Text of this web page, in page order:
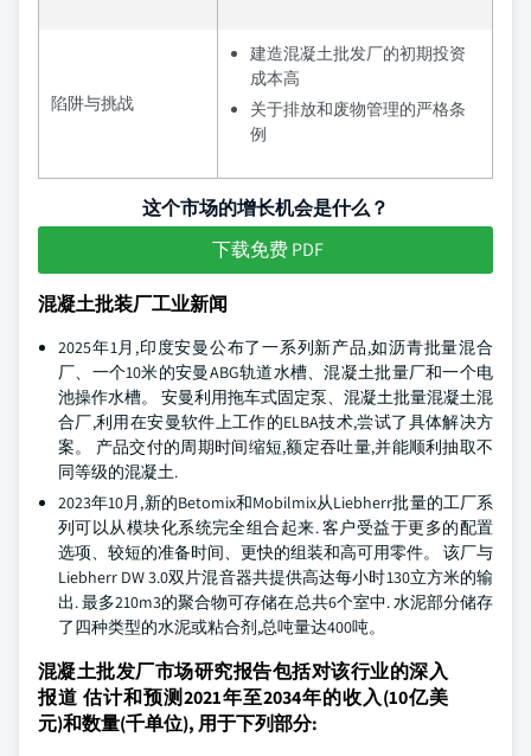
陷阱与挑战
建造混凝土批发厂的初期投资
成本高
关于排放和废物管理的严格条
例
这个市场的增长机会是什么？
下载免费 PDF
混凝土批装厂工业新闻
2025年1月,印度安曼公布了一系列新产品,如沥青批量混合
厂、一个10米的安曼ABG轨道水槽、混凝土批量厂和一个电
池操作水槽。 安曼利用拖车式固定泵、混凝土批量混凝土混
合厂,利用在安曼软件上工作的ELBA技术,尝试了具体解决方
案。 产品交付的周期时间缩短,额定吞吐量,并能顺利抽取不
同等级的混凝土.
2023年10月,新的Betomix和Mobilmix从Liebherr批量的工厂系
列可以从模块化系统完全组合起来. 客户受益于更多的配置
选项、较短的准备时间、更快的组装和高可用零件。 该厂与
Liebherr DW 3.0双片混音器共提供高达每小时130立方米的输
出. 最多210m3的聚合物可存储在总共6个室中. 水泥部分储存
了四种类型的水泥或粘合剂,总吨量达400吨。
混凝土批发厂市场研究报告包括对该行业的深入
报道 估计和预测2021年至2034年的收入(10亿美
元)和数量(千单位), 用于下列部分: